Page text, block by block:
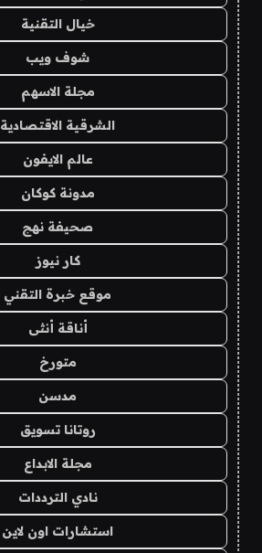
خيال التقنية
شوف ويب
مجلة الاسهم
الشرقية الاقتصادية
عالم الايفون
مدونة كوكان
صحيفة نهج
كار نيوز
موقع خبرة التقني
أناقة أنثى
متورخ
مدسن
روتانا تسويق
مجلة الابداع
نادي الترددات
استشارات اون لاين